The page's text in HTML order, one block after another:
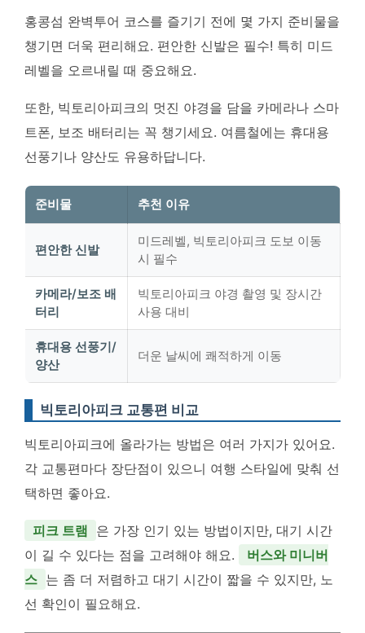
홍콩섬 완벽투어 코스를 즐기기 전에 몇 가지 준비물을
챙기면 더욱 편리해요. 편안한 신발은 필수! 특히 미드
레벨을 오르내릴 때 중요해요.
또한, 빅토리아피크의 멋진 야경을 담을 카메라나 스마
트폰, 보조 배터리는 꼭 챙기세요. 여름철에는 휴대용
선풍기나 양산도 유용하답니다.
준비물 추천 이유
편안한 신발
미드레벨, 빅토리아피크 도보 이동
시 필수
카메라/보조 배
터리
빅토리아피크 야경 촬영 및 장시간
사용 대비
휴대용 선풍기/
양산
더운 날씨에 쾌적하게 이동
빅토리아피크 교통편 비교
빅토리아피크에 올라가는 방법은 여러 가지가 있어요.
각 교통편마다 장단점이 있으니 여행 스타일에 맞춰 선
택하면 좋아요.
피크 트램
은 가장 인기 있는 방법이지만, 대기 시간
이 길 수 있다는 점을 고려해야 해요.
버스와 미니버
스 는 좀 더 저렴하고 대기 시간이 짧을 수 있지만, 노
선 확인이 필요해요.